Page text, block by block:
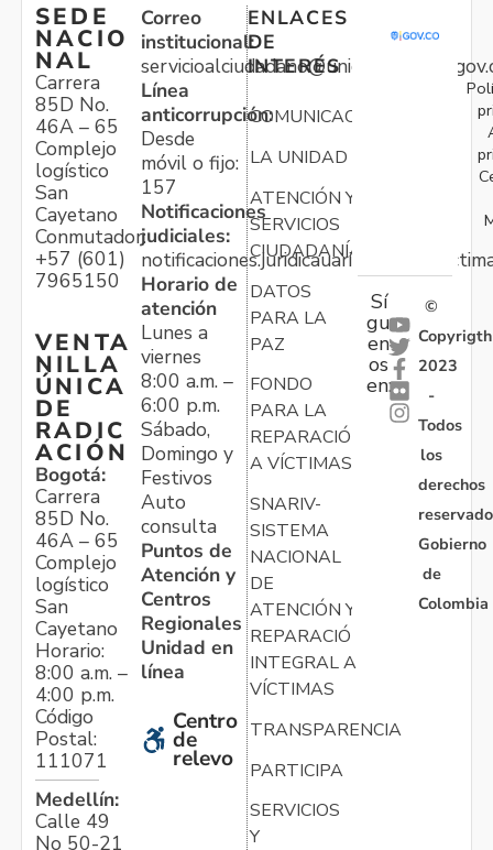
SEDE
NACIO
NAL
Carrera
85D No.
46A – 65
Complejo
logístico
San
Cayetano
Conmutador:
+57 (601)
7965150
VENTA
NILLA
ÚNICA
DE
RADIC
ACIÓN
Bogotá:
Carrera
85D No.
46A – 65
Complejo
logístico
San
Cayetano
Horario:
8:00 a.m. –
4:00 p.m.
Código
Postal:
111071
Medellín:
Calle 49
No 50-21
Correo
institucional:
Línea
anticorrupción:
Desde
móvil o fijo:
157
Notificaciones
judiciales:
Horario de
atención
Lunes a
viernes
8:00 a.m. –
6:00 p.m.
Sábado,
Domingo y
Festivos
Auto
consulta
Puntos de
Atención y
Centros
Regionales
Unidad en
línea
Centro
de
relevo
ENLACES
DE
INTERÉS
COMUNICACIONES
LA UNIDAD
ATENCIÓN Y
SERVICIOS
CIUDADANÍA
DATOS
PARA LA
PAZ
FONDO
PARA LA
REPARACIÓN
A VÍCTIMAS
SNARIV-
SISTEMA
NACIONAL
DE
ATENCIÓN Y
REPARACIÓN
INTEGRAL A
VÍCTIMAS
TRANSPARENCIA
PARTICIPA
SERVICIOS
Y
Sí
gu
en
os
en:
©
Copyrigth
2023
-
Todos
los
derechos
Gobierno
de
Colombia